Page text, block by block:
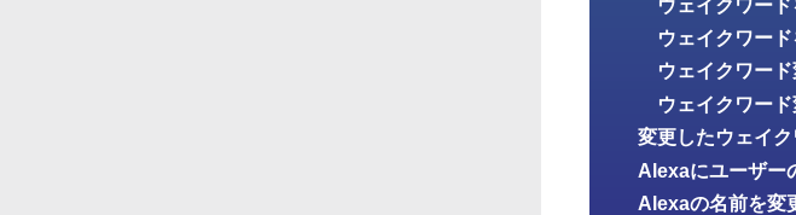
ウェイクワー
ウェイクワー
ウェイクワー
ウェイクワー
変更したウェイ
Alexaにユーザー
Alexaの名前を変